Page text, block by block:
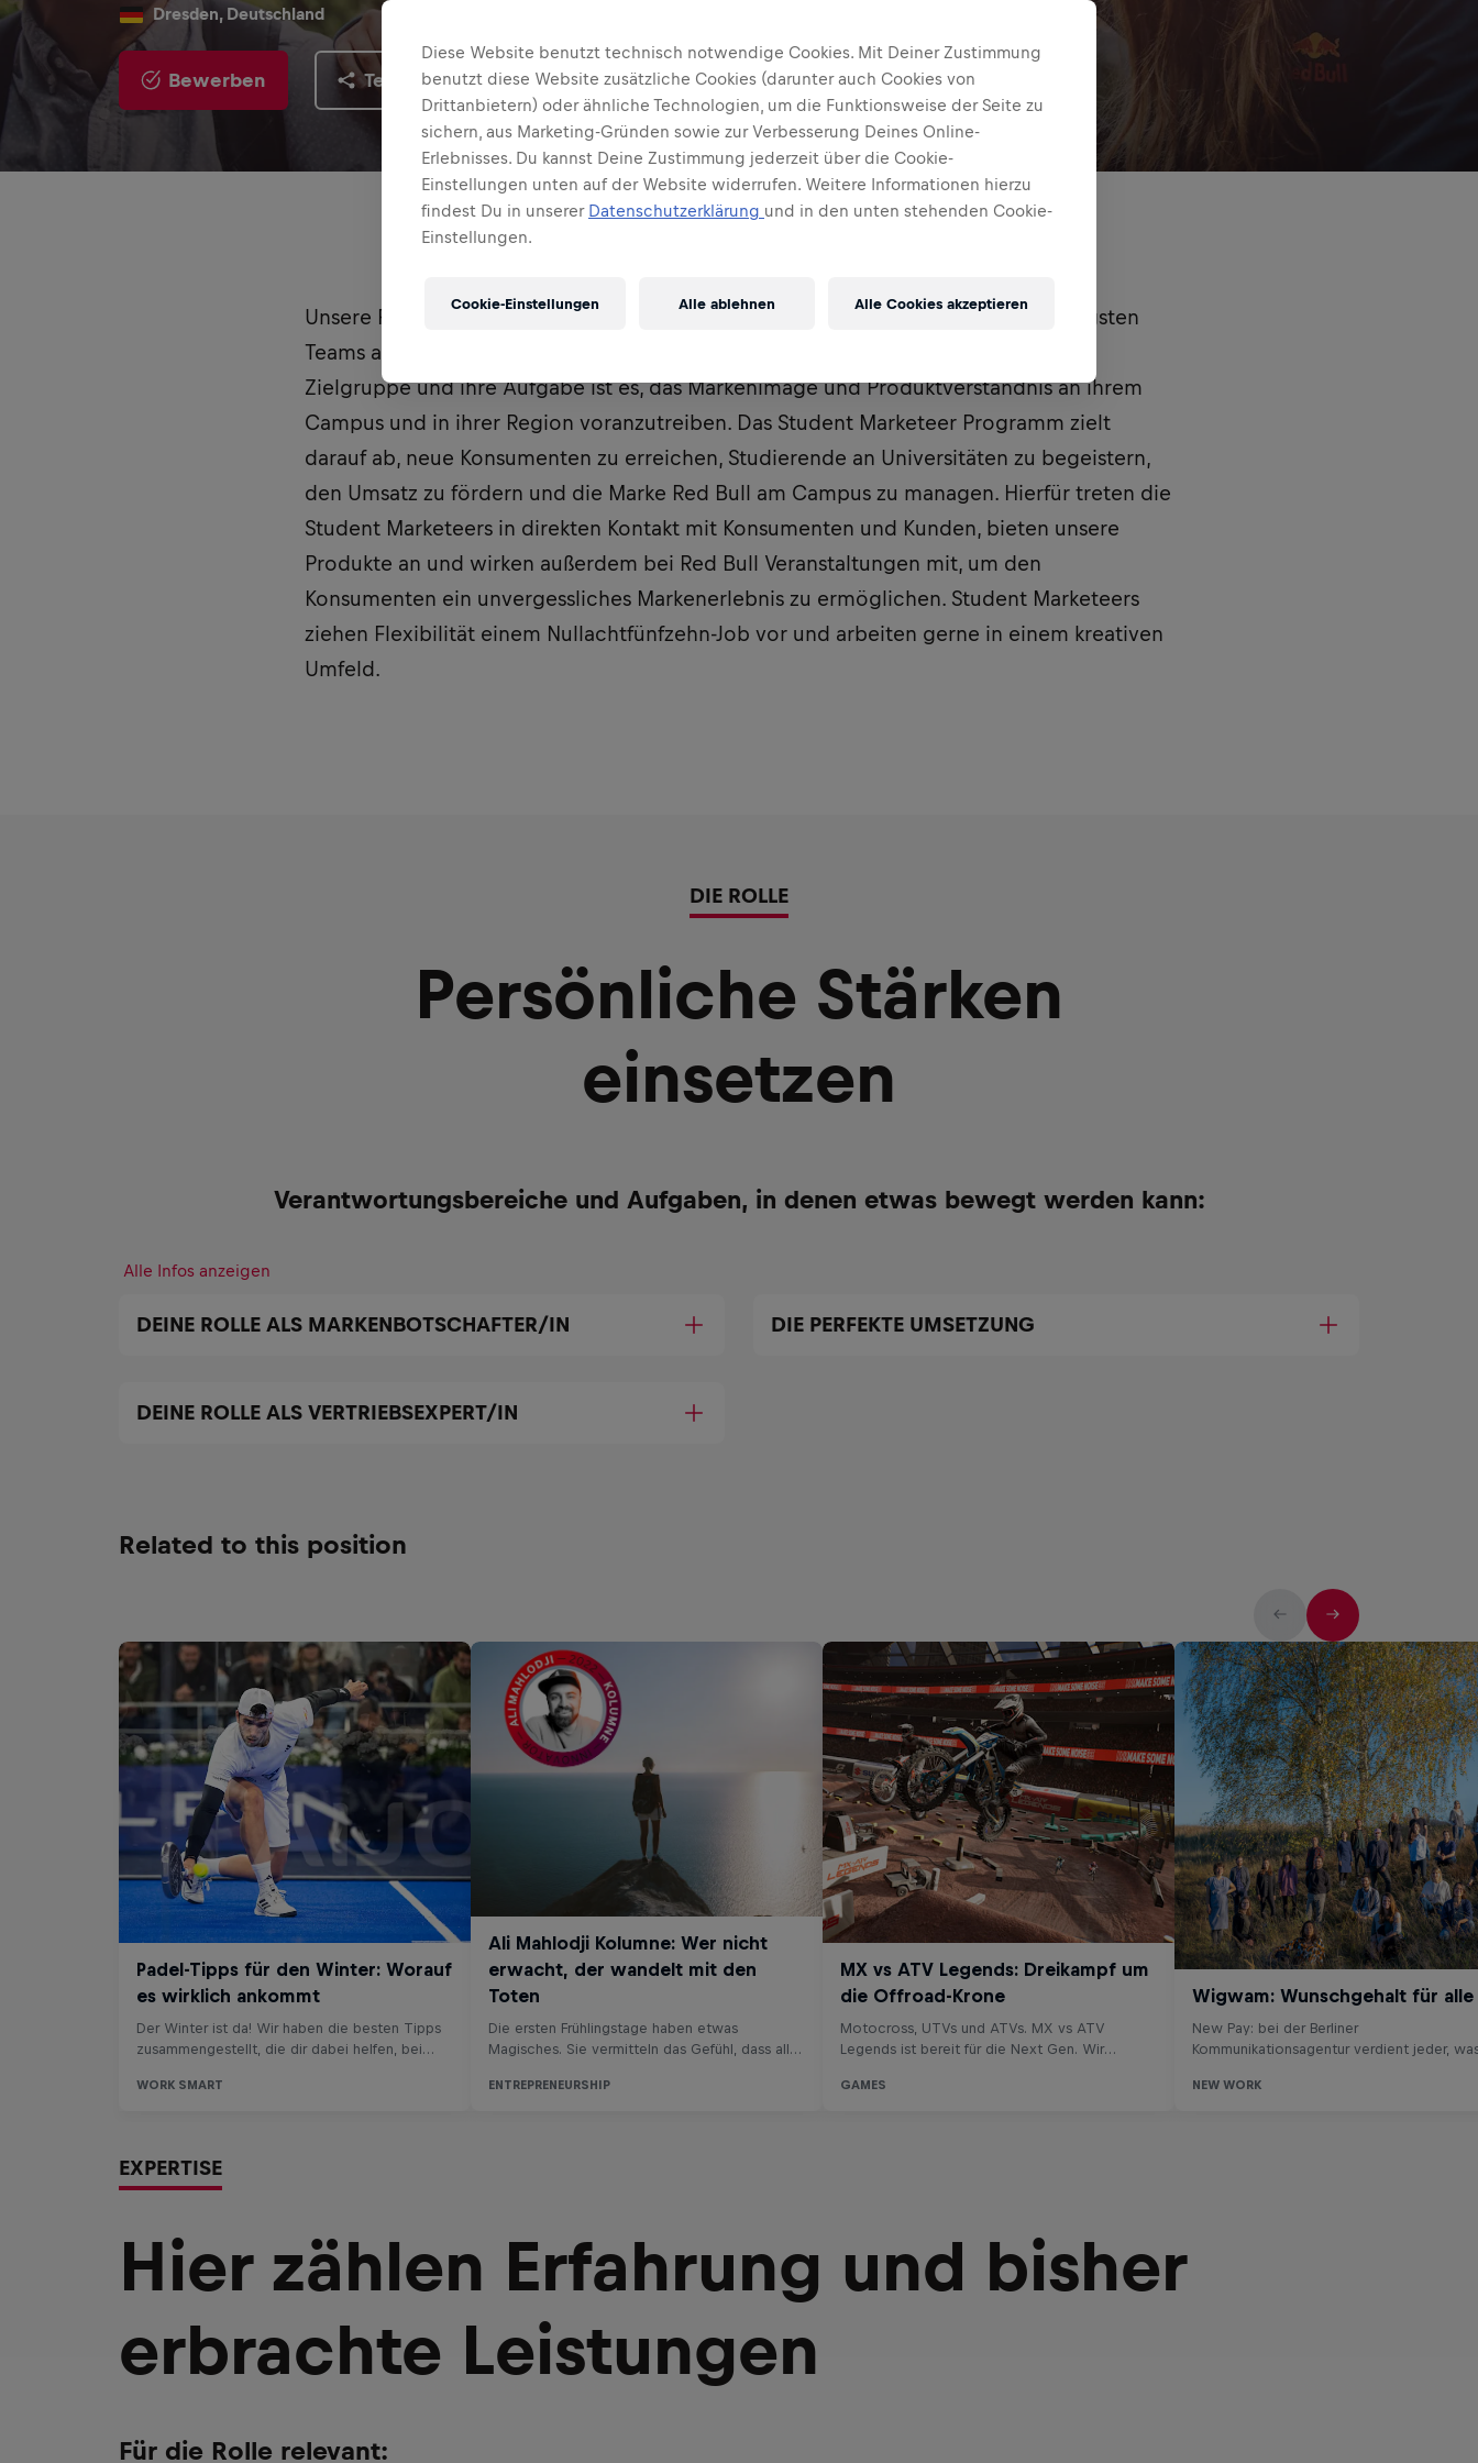
Dresden, Deutschland
Bewerben Teilen
Unsere Red Bull Student Marketeers sind Teil des dynamischsten und selbstständigsten
Teams an Marken- und Produktbotschaftern der Welt. Sie verstehen die Red Bull
Zielgruppe und ihre Aufgabe ist es, das Markenimage und Produktverständnis an ihrem
Campus und in ihrer Region voranzutreiben. Das Student Marketeer Programm zielt
darauf ab, neue Konsumenten zu erreichen, Studierende an Universitäten zu begeistern,
den Umsatz zu fördern und die Marke Red Bull am Campus zu managen. Hierfür treten die
Student Marketeers in direkten Kontakt mit Konsumenten und Kunden, bieten unsere
Produkte an und wirken außerdem bei Red Bull Veranstaltungen mit, um den
Konsumenten ein unvergessliches Markenerlebnis zu ermöglichen. Student Marketeers
ziehen Flexibilität einem Nullachtfünfzehn-Job vor und arbeiten gerne in einem kreativen
Umfeld.
DIE ROLLE
Persönliche Stärken
einsetzen
Verantwortungsbereiche und Aufgaben, in denen etwas bewegt werden kann:
Alle Infos anzeigen
DEINE ROLLE ALS MARKENBOTSCHAFTER/IN DIE PERFEKTE UMSETZUNG
DEINE ROLLE ALS VERTRIEBSEXPERT/IN
Related to this position
EXPERTISE
Hier zählen Erfahrung und bisher
erbrachte Leistungen
Für die Rolle relevant:
Diese Website benutzt technisch notwendige Cookies. Mit Deiner Zustimmung
benutzt diese Website zusätzliche Cookies (darunter auch Cookies von
Drittanbietern) oder ähnliche Technologien, um die Funktionsweise der Seite zu
sichern, aus Marketing-Gründen sowie zur Verbesserung Deines Online-
Erlebnisses. Du kannst Deine Zustimmung jederzeit über die Cookie-
Einstellungen unten auf der Website widerrufen. Weitere Informationen hierzu
findest Du in unserer Datenschutzerklärung und in den unten stehenden Cookie-
Einstellungen.
Alle ablehnen Alle Cookies akzeptieren
Cookie-Einstellungen